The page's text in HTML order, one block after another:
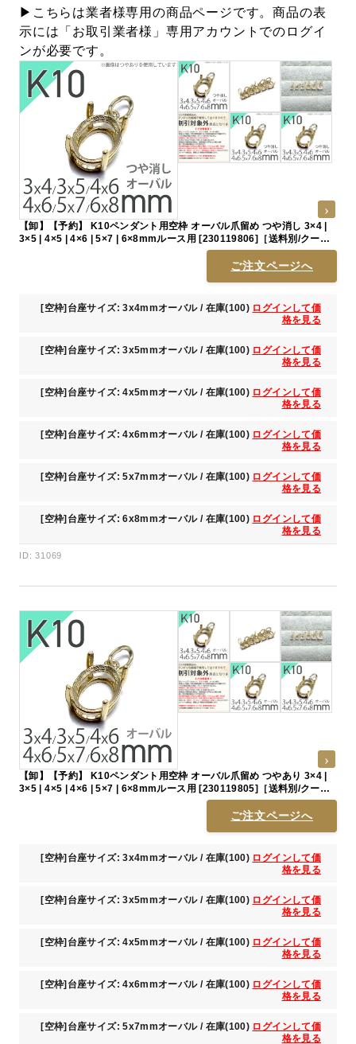
▶こちらは業者様専用の商品ページです。商品の表
示には「お取引業者様」専用アカウントでのログイ
ンが必要です。
【卸】【予約】 K10ペンダント用空枠 オーバル爪留め つや消し 3×4 |
3×5 | 4×5 | 4×6 | 5×7 | 6×8mmルース用 [230119806]［送料別/クーポ
ご注文ページへ
[空枠]台座サイズ: 3x4mmオーバル / 在庫(100) ログインして価
格を見る
[空枠]台座サイズ: 3x5mmオーバル / 在庫(100) ログインして価
格を見る
[空枠]台座サイズ: 4x5mmオーバル / 在庫(100) ログインして価
格を見る
[空枠]台座サイズ: 4x6mmオーバル / 在庫(100) ログインして価
格を見る
[空枠]台座サイズ: 5x7mmオーバル / 在庫(100) ログインして価
格を見る
[空枠]台座サイズ: 6x8mmオーバル / 在庫(100) ログインして価
格を見る
ID: 31069
【卸】【予約】 K10ペンダント用空枠 オーバル爪留め つやあり 3×4 |
3×5 | 4×5 | 4×6 | 5×7 | 6×8mmルース用 [230119805]［送料別/クーポ
ご注文ページへ
[空枠]台座サイズ: 3x4mmオーバル / 在庫(100) ログインして価
格を見る
[空枠]台座サイズ: 3x5mmオーバル / 在庫(100) ログインして価
格を見る
[空枠]台座サイズ: 4x5mmオーバル / 在庫(100) ログインして価
格を見る
[空枠]台座サイズ: 4x6mmオーバル / 在庫(100) ログインして価
格を見る
[空枠]台座サイズ: 5x7mmオーバル / 在庫(100) ログインして価
格を見る